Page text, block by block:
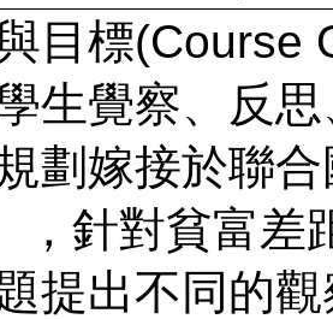
目標(Course
生覺察、反
劃嫁接於聯
，針對貧富
提出不同的